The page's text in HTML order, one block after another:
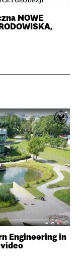
NOWE
Engineering in